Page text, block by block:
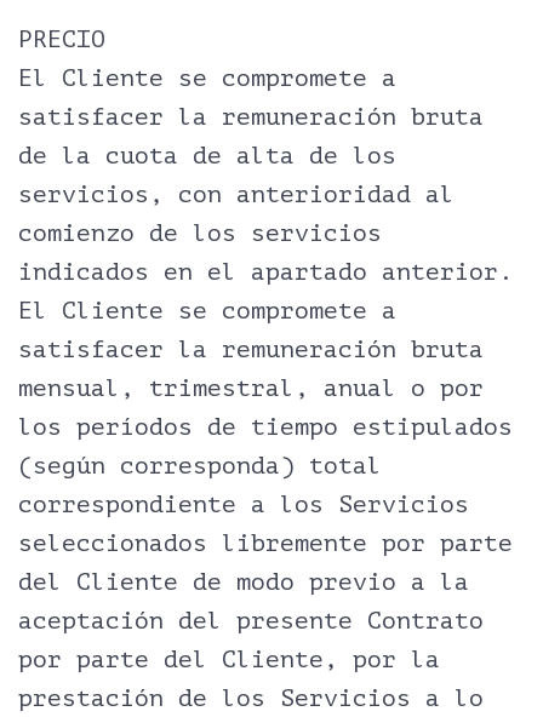
PRECIO
El Cliente se compromete a
satisfacer la remuneración bruta
de la cuota de alta de los
servicios, con anterioridad al
comienzo de los servicios
indicados en el apartado anterior.
El Cliente se compromete a
satisfacer la remuneración bruta
mensual, trimestral, anual o por
los períodos de tiempo estipulados
(según corresponda) total
correspondiente a los Servicios
seleccionados libremente por parte
del Cliente de modo previo a la
aceptación del presente Contrato
por parte del Cliente, por la
prestación de los Servicios a lo